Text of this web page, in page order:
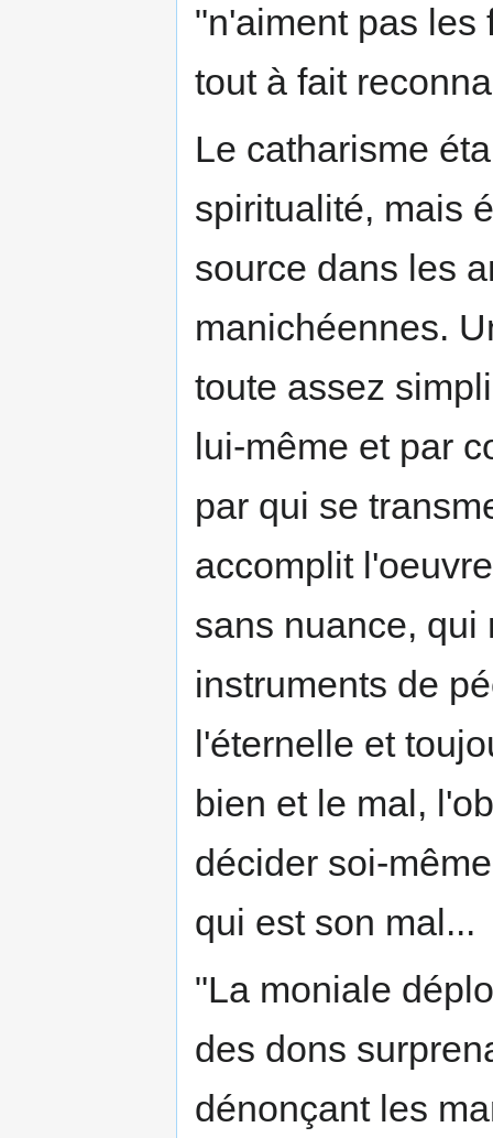
"n'aiment pas les
tout à fait
Le catharisme
spiritualité, mais
source dans les
manichéennes.
toute assez
lui-même et par
par qui se
accomplit
sans nuance, qui
instruments de
l'éternelle et
bien et le mal,
décider soi-
qui est son mal...
"La moniale
des dons
dénonçant les